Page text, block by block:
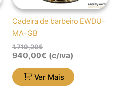
Cadeira de barbeiro EWDU-
MA-GB
1.719,29€
940,00€ (c/iva)
Ver Mais